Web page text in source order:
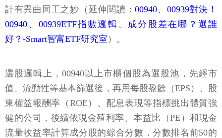
計有異曲同工之妙（延伸閱讀：00940、00939對決！
00940、00939ETF指數邏輯、成分股差在哪？選誰
好？-Smart智富ETF研究室 ）。
選股邏輯上，00940以上市櫃個股為選股池，先經市
值、流動性等基本篩選後，再用每股盈餘（EPS）、股
東權益報酬率（ROE）、配息表現等指標挑出體質強
健的公司，後續依現金殖利率、本益比（PE）和現金
流量收益率計算成分股的綜合分數，分數排名前50的